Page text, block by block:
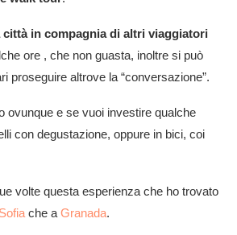
città in compagnia di altri viaggiatori
ore , che non guasta, inoltre si può
proseguire altrove la “conversazione”.
ovunque e se vuoi investire qualche
con degustazione, oppure in bici, coi
volte questa esperienza che ho trovato
Sofia che a Granada.